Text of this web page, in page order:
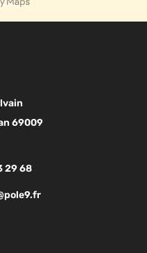
69009
29 68